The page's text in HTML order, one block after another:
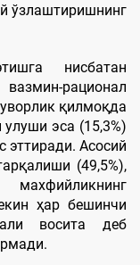
ўзлаштиришнинг
нисбатан
рационал
қилмоқда
эса (15,3%)
эттиради. Асосий
(49,5%),
ҳар бешинчи
восита деб